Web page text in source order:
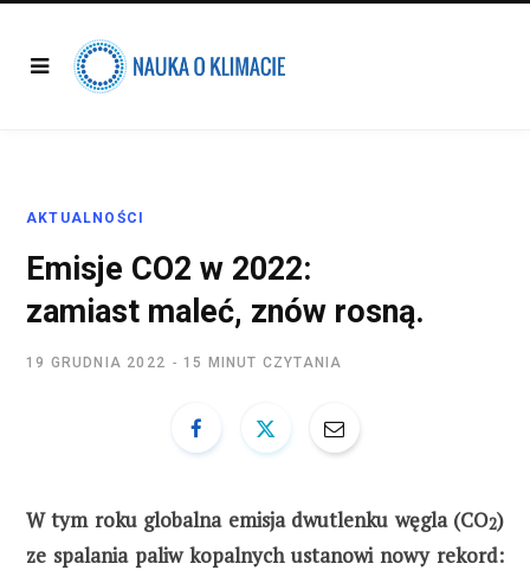
AKTUALNOŚCI
Emisje CO2 w 2022:
zamiast maleć, znów rosną.
19 GRUDNIA 2022 15 MINUT CZYTANIA
W tym roku globalna emisja dwutlenku węgla (CO2)
ze spalania paliw kopalnych ustanowi nowy rekord: